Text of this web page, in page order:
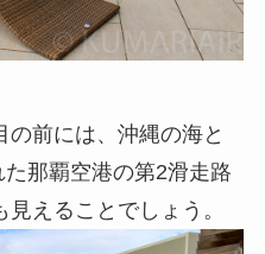
の前には、沖縄の海と
那覇空港の第2滑走路
えることでしょう。